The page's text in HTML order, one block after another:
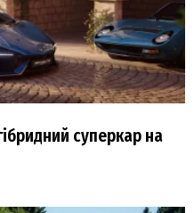
суперкар на